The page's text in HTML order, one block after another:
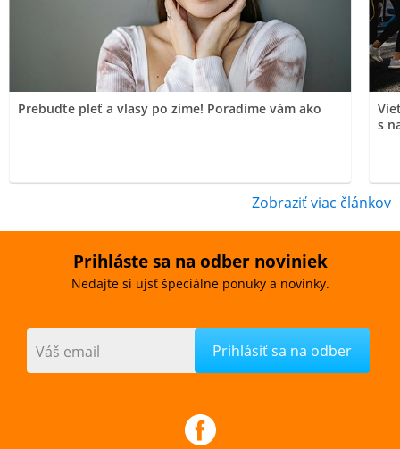
Prebuďte pleť a vlasy po zime! Poradíme vám ako
s
Zobraziť viac článkov
Prihláste sa na odber noviniek
Nedajte si ujsť špeciálne ponuky a novinky.
Váš email